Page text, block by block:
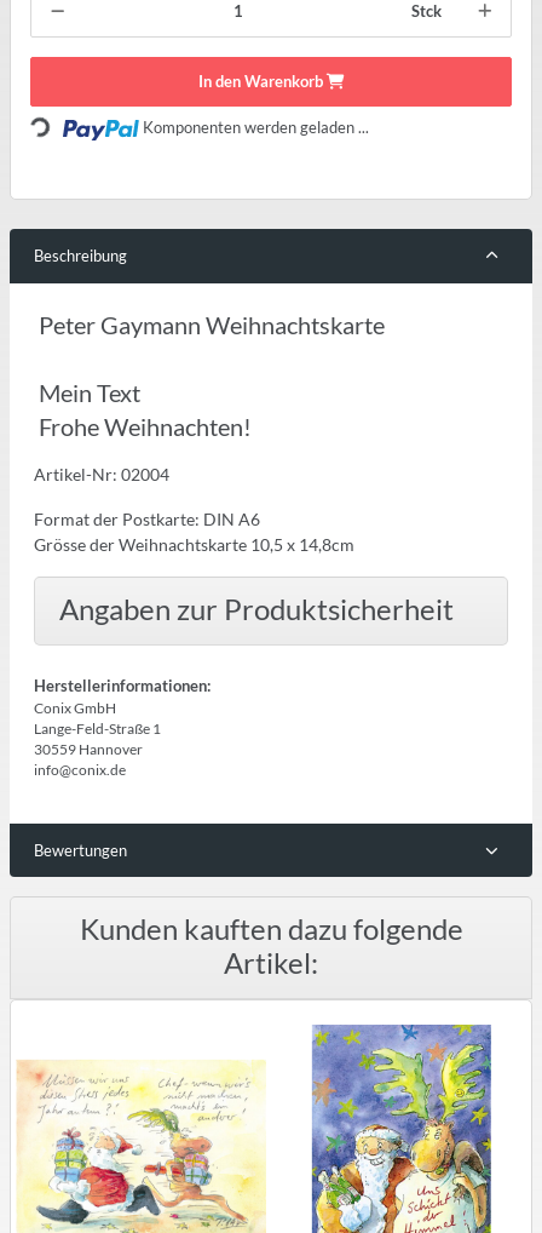
Stck
In den Warenkorb
Loading... Komponenten werden geladen ...
Beschreibung
Peter Gaymann Weihnachtskarte
Mein Text
Frohe Weihnachten!
Artikel-Nr: 02004
Format der Postkarte: DIN A6
Grösse der Weihnachtskarte 10,5 x 14,8cm
Angaben zur Produktsicherheit
Herstellerinformationen:
Conix GmbH
Lange-Feld-Straße 1
30559 Hannover
info@conix.de
Bewertungen
Kunden kauften dazu folgende
Artikel: